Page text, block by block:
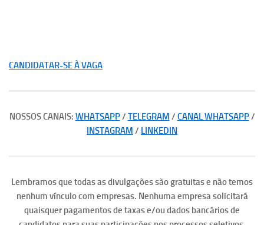
CANDIDATAR-SE À VAGA
NOSSOS CANAIS: WHATSAPP/ TELEGRAM / CANAL WHATSAPP/
INSTAGRAM / LINKEDIN
Lembramos que todas as divulgações são gratuitas e não temos
nenhum vínculo com empresas. Nenhuma empresa solicitará
quaisquer pagamentos de taxas e/ou dados bancários de